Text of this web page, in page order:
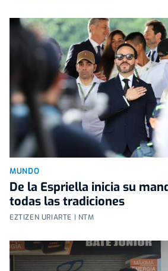
MUNDO
De la Espriella inicia su
todas las tradiciones
EZTIZEN URIARTE | NTM